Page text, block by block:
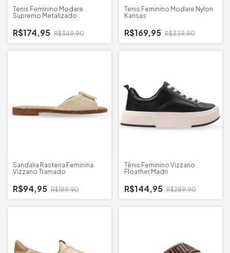
Tenis Feminino Modare
Supremo Metalizado
R$174,95 R$349,90
Tenis Feminino Modare Nylon
Kansas
R$169,95 R$339,90
Sandalia Rasteira Feminina
Vizzano Tramado
R$94,95 R$189,90
Tênis Feminino Vizzano
Floather Madri
R$144,95 R$289,90